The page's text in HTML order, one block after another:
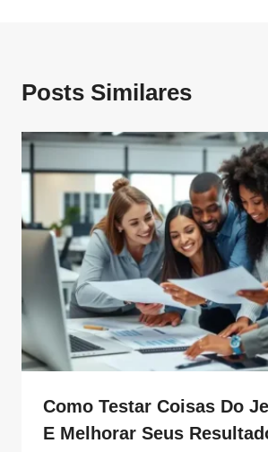
Posts Similares
Como Testar Coisas Do
E Melhorar Seus